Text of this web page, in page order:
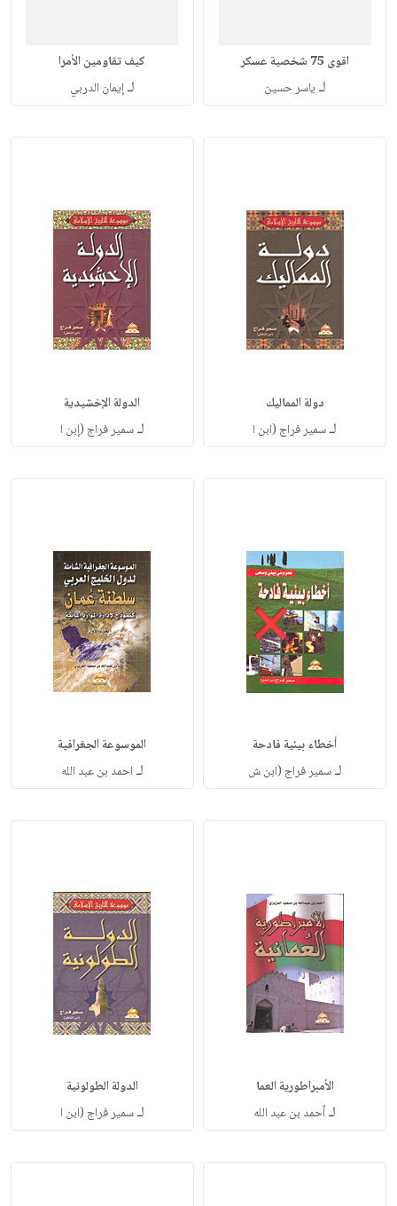
اقوى 75 شخصية عسكر
لـ ياسر حسين
كيف تقاومين الأمرا
لـإيمان الدربي
دولة المماليك
لـسمير فراج (ابن ا
الدولة الإخشيدية
لـسمير فراج (إبن ا
أخطاء بيئية فادحة
لـسمير فراج (ابن ش
الموسوعة الجغرافية
لـ احمد بن عبد الله
الأمبراطورية العما
لـأحمد بن عبد الله
الدولة الطولونية
لـسمير فراج (ابن ا